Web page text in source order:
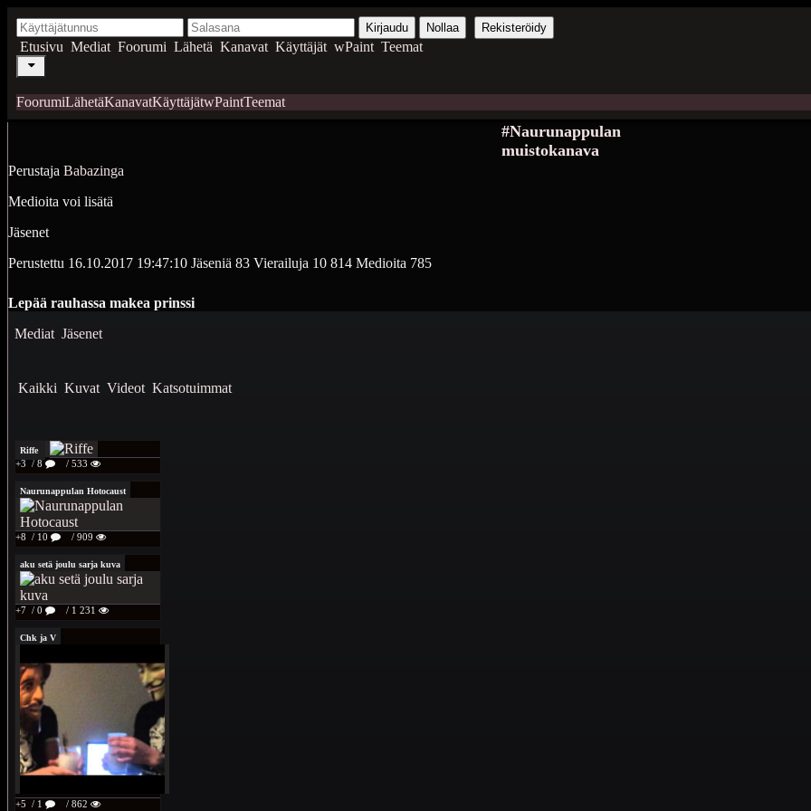
Kirjaudu Nollaa Rekisteröidy
Etusivu Mediat Foorumi Lähetä Kanavat Käyttäjät wPaint Teemat
FoorumiLähetäKanavatKäyttäjätwPaintTeemat
#Naurunappulan
muistokanava
Perustaja Babazinga
Medioita voi lisätä
Jäsenet
Perustettu 16.10.2017 19:47:10 Jäseniä 83 Vierailuja 10 814 Medioita 785
Lepää rauhassa makea prinssi
Mediat Jäsenet
Kaikki Kuvat Videot Katsotuimmat
Riffe
+3 / 8 / 533
Naurunappulan Hotocaust
+8 / 10 / 909
aku setä joulu sarja kuva
+7 / 0 / 1 231
Chk ja V
+5 / 1 / 862